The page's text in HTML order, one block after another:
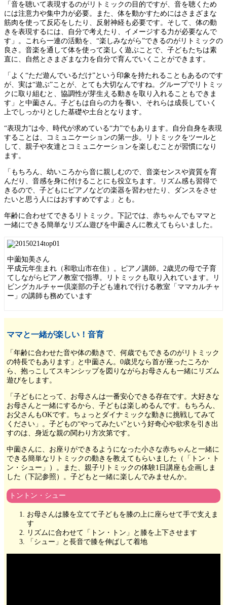
「音を聴いて表現するのがリトミックの目的ですが、音を聴くため
には注意力や集中力が必要。また、体を動かすためにはさまざまな
筋肉を使って反応をしたり、反射神経も必要です。そして、体の動
きを表現するには、自分で考えたり、イメージする力が必要なんで
す」。これら一連の活動を、“楽しみながら”できるのがリトミックの
良さ。音楽を通して体を使って楽しく遊ぶことで、子どもたちは素
直に、自然とさまざまな力を自分で育んでいくことができます。
「よく“ただ遊んでいるだけ”という印象を持たれることもあるのです
が、実は“遊ぶ”ことが、とても大切なんですね。グループでリトミッ
クに取り組むと、協調性が芽生える動きを取り入れることもできま
す」と中薗さん。子どもは自らの力を養い、それらは成長していく
上でしっかりとした基礎や土台となります。
“表現力”は今、時代が求めている“力”でもあります。自分自身を表現
することは、コミュニケーションの第一歩。リトミックをツールと
して、親子や友達とコミュニケーションを楽しむことが習慣になり
ます。
「もちろん、幼いころから音に親しむので、音楽センスや資質を育
んだり、音感を身に付けることにも役立ちます。リズム感も習得で
きるので、子どもにピアノなどの楽器を習わせたり、ダンスをさせ
たいと思う人にはおすすめですよ」とも。
年齢に合わせてできるリトミック。下記では、赤ちゃんでもママと
一緒にできる簡単なリズム遊びを中薗さんに教えてもらいました。
中薗知美さん
平成元年生まれ（和歌山市在住）。ピアノ講師。2歳児の母で子育
てしながらピアノ教室で指導。リトミックも取り入れています。リ
ビングカルチャー倶楽部の子ども連れで行ける教室「ママカルチャ
ー」の講師も務めています
ママと一緒が楽しい！音育
「年齢に合わせた音や体の動きで、何歳でもできるのがリトミック
の特長でもあります」と中薗さん。0歳児なら首が座ったころか
ら、抱っこしてスキンシップを図りながらお母さんも一緒にリズム
遊びをします。
「子どもにとって、お母さんは一番安心できる存在です。大好きな
お母さんと一緒にするから、子どもは楽しめるんです。もちろん、
お父さんもOKです。ちょっとダイナミックな動きに挑戦してみて
ください」。子どもの“やってみたい”という好奇心や欲求を引き出
すのは、身近な親の関わり方次第です。
中薗さんに、お座りができるようになった小さな赤ちゃんと一緒に
できる簡単なリトミックの動きを教えてもらいました（「トン・ト
ン・シュー」）。また、親子リトミックの体験1日講座も企画しま
した（下記参照）。子どもと一緒に楽しんでみませんか。
トントン・シュー
お母さんは膝を立てて子どもを膝の上に座らせて手で支えま
す
リズムに合わせて「トン・トン」と膝を上下させます
「シュー」と長音で膝を伸ばして着地